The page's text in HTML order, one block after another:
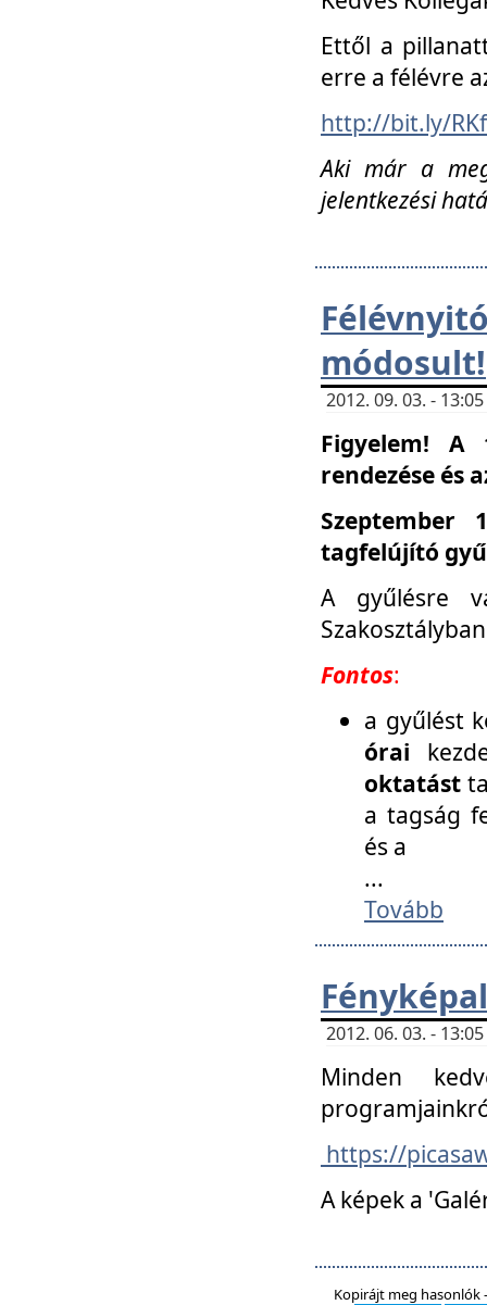
Ettől a
erre a félévre
http://bit.ly/
Aki már a
jelentkezési
módosult!
2012. 09. 03. -
Figyelem! A
rendezése és
Szeptember
tagfelújító
A gyűlésre
Fontos:
a gyűlést
órai
oktatást
a tagság
és a
...
Tovább
2012. 06. 03. -
Minden
https://
A képek a
Kopirájt meg hasonlók